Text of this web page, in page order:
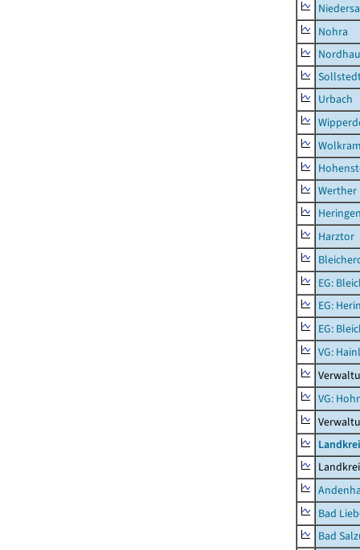
Nohra
Urbach
Werther
Harztor
EG:
EG:
EG:
VG:
VG:
Bad
Bad